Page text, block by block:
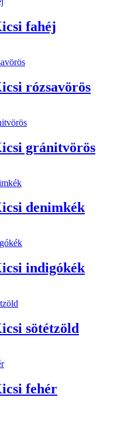
fahéj
rózsavörös
gránitvörös
denimkék
indigókék
sötétzöld
fehér